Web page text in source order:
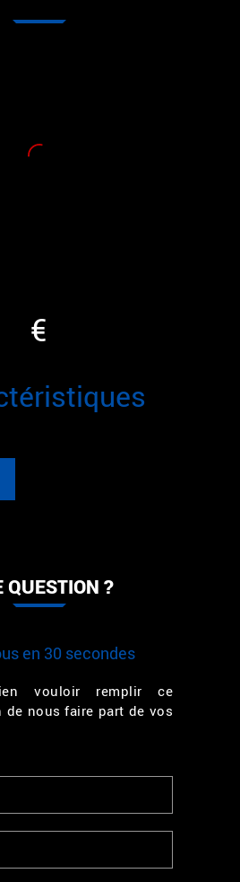
€
QUESTION ?
en 30 secondes
vouloir remplir ce
de nous faire part de vos